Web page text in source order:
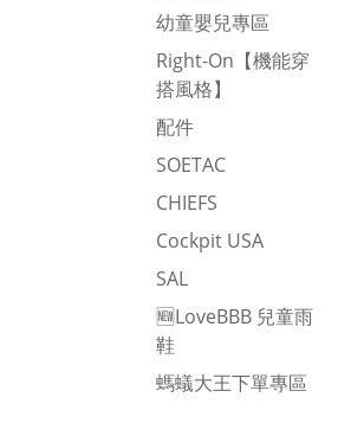
幼童嬰兒專區
Right-On【機能穿
搭風格】
配件
SOETAC
CHIEFS
Cockpit USA
SAL
🆕LoveBBB 兒童雨
鞋
螞蟻大王下單專區